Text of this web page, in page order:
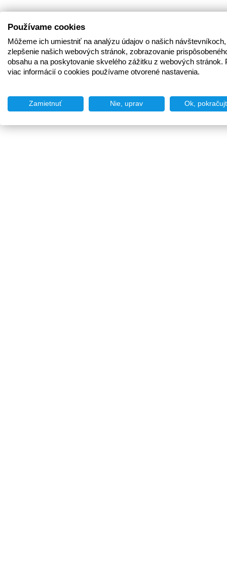
Používame cookies
Môžeme ich umiestniť na analýzu údajov o našich
zlepšenie našich webových stránok, zobrazovanie
obsahu a na poskytovanie skvelého zážitku z webových stránok.
viac informácií o cookies používame otvorené nastavenia.
Zamietnuť Nie, uprav Ok,